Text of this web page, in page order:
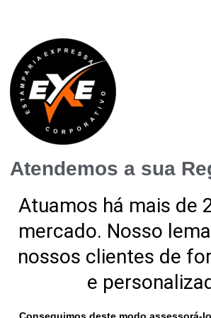
Atendemos a sua
Atuamos há mais de
mercado. Nosso
nossos clientes de
e